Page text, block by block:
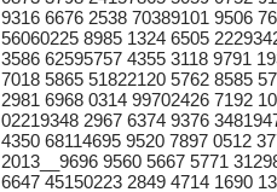
9316 6676 2538 70389101 9506
56060225 8985 1324 6505
3586 62595757 4355 3118 9791
7018 5865 51822120 5762 8585
2981 6968 0314 99702426 7192
02219348 2967 6374 9376
4350 68114695 9520 7897 0512
2013__9696 9560 5667 5771
6647 45150223 2849 4714 1690